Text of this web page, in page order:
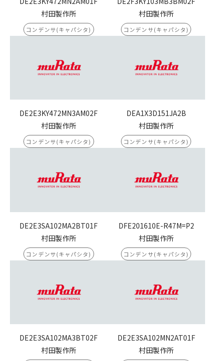
村田製作所
コンデンサ(キャパシタ)
村田製作所
コンデンサ(キャパシタ)
DE2E3KY472MN3AM02F
村田製作所
コンデンサ(キャパシタ)
DEA1X3D151JA2B
村田製作所
コンデンサ(キャパシタ)
DE2E3SA102MA2BT01F
村田製作所
コンデンサ(キャパシタ)
DFE201610E-R47M=P2
村田製作所
コンデンサ(キャパシタ)
DE2E3SA102MA3BT02F
村田製作所
DE2E3SA102MN2AT01F
村田製作所